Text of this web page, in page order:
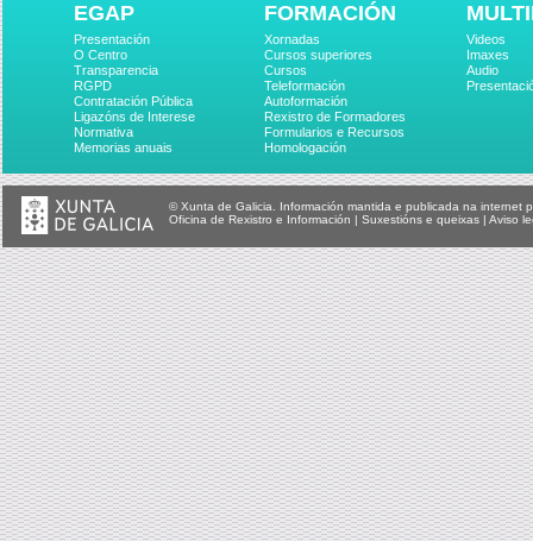
EGAP
Presentación
O Centro
Transparencia
RGPD
Contratación Pública
Ligazóns de Interese
Normativa
Memorias anuais
FORMACIÓN
Xornadas
Cursos superiores
Cursos
Teleformación
Autoformación
Rexistro de Formadores
Formularios e Recursos
Homologación
Videos
Imaxes
Audio
© Xunta de Galicia. Información mantida e publicada na internet
Oficina de Rexistro e Información | Suxestións e queixas | Aviso